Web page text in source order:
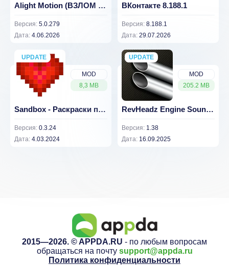
Alight Motion (ВЗЛОМ Разблокирован Премиум)
Версия: 5.0.279
Дата: 4.06.2026
ВКонтакте 8.188.1
Версия: 8.188.1
Дата: 29.07.2026
MOD
8,3 MB
UPDATE
NEW
Sandbox - Раскраски по номерам v 0.3.24 [ВЗЛОМ: Всё разблокировано]
Версия: 0.3.24
Дата: 4.03.2024
MOD
205.2 MB
UPDATE
NEW
RevHeadz Engine Sounds v 1.38 [ВЗЛОМ: всё разблокировано]
Версия: 1.38
Дата: 16.09.2025
2015—2026. © APPDA.RU - по любым вопросам
обращаться на почту support@appda.ru
Политика конфиденциальности